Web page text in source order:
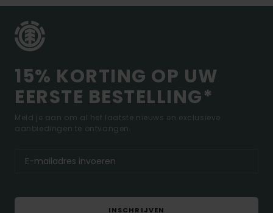
15% KORTING OP UW
EERSTE BESTELLING*
Meld je aan om al het laatste nieuws en exclusieve
aanbiedingen te ontvangen.
INSCHRIJVEN